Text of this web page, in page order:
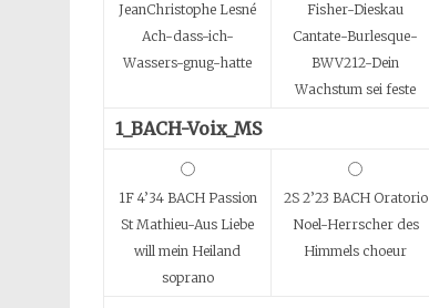
JeanChristophe Lesné
Ach-dass-ich-
Wassers-gnug-hatte
Fisher-Dieskau
Cantate-Burlesque-
BWV212-Dein
Wachstum sei feste
1_BACH-Voix_MS
1F 4’34 BACH Passion
St Mathieu-Aus Liebe
will mein Heiland
soprano
2S 2’23 BACH Oratorio
Noel-Herrscher des
Himmels choeur